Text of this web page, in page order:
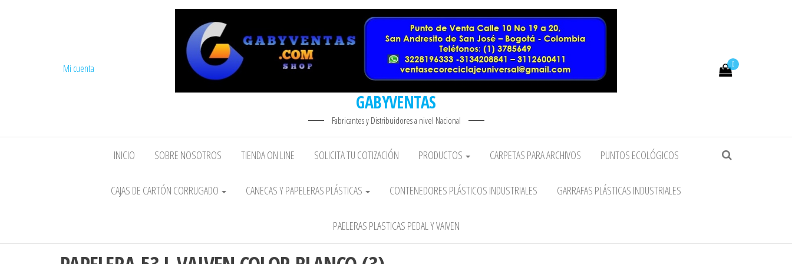
GABYVENTAS
Fabricantes y Distribuidores a nivel Nacional
0
Mi cuenta
INICIO SOBRE NOSOTROS TIENDA ON LINE SOLICITA TU COTIZACIÓN PRODUCTOS CARPETAS PARA ARCHIVOS PUNTOS ECOLÓGICOS
CAJAS DE CARTÓN CORRUGADO CANECAS Y PAPELERAS PLÁSTICAS CONTENEDORES PLÁSTICOS INDUSTRIALES GARRAFAS PLÁSTICAS INDUSTRIALES
PAELERAS PLASTICAS PEDAL Y VAIVEN